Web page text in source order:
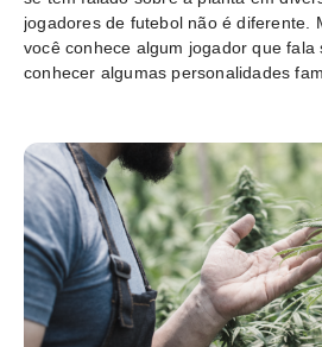
jogadores de futebol não é diferente.
você conhece algum jogador que fala
conhecer algumas personalidades